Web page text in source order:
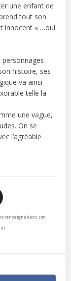
une enfant de
tout son
innocent « …oui
histoire, ses
va ainsi
telle la
une vague,
On se
l’agréable
renseigné dans son